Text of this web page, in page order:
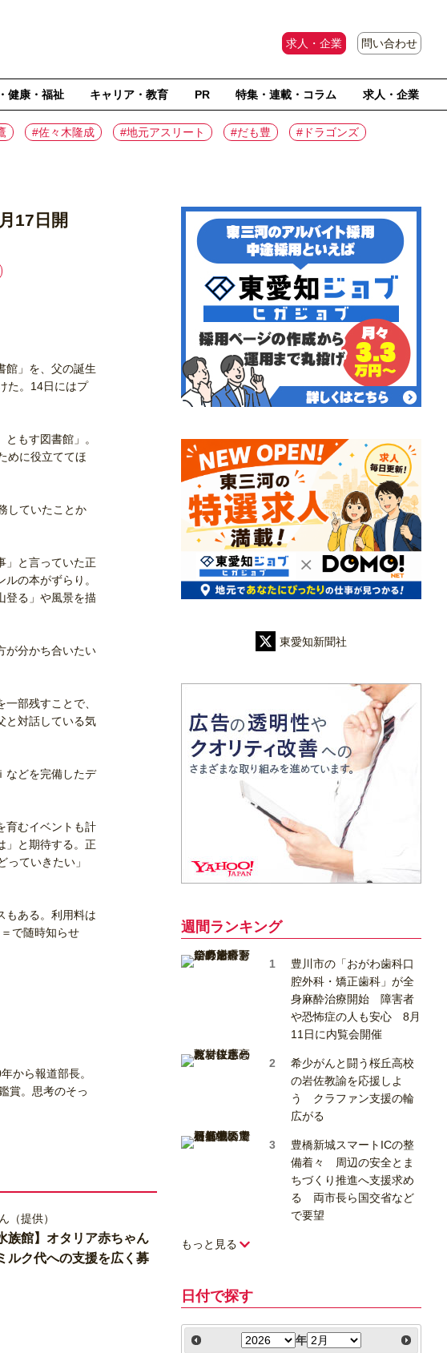
求人・企業 問い合わせ
健康・福祉 キャリア・教育 PR 特集・連載・コラム 求人・企業
#佐々木隆成 #地元アスリート #だも豊 #ドラゴンズ
17日開
館」を、父の誕生
た。14日にはプ
もす図書館」。
めに役立ててほ
していたことか
」と言っていた正
の本がずらり。
登る」や風景を描
が分かち合いたい
部残すことで、
と対話している気
などを完備したデ
育むイベントも計
」と期待する。正
ていきたい」
もある。利用料は
で随時知らせ
から報道部長。
賞。思考のそっ
族館】オタリア赤ちゃん
ルク代への支援を広く募
東愛知新聞社
週間ランキング
豊川市の「おがわ歯科口
腔外科・矯正歯科」が全
身麻酔治療開始 障害者
や恐怖症の人も安心 8月
11日に内覧会開催
希少がんと闘う桜丘高校
の岩佐教諭を応援しよ
う クラファン支援の輪
広がる
豊橋新城スマートICの整
備着々 周辺の安全とま
ちづくり推進へ支援求め
る 両市長ら国交省など
で要望
もっと見る
日付で探す
年